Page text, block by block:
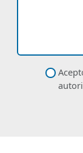
Descríbenos